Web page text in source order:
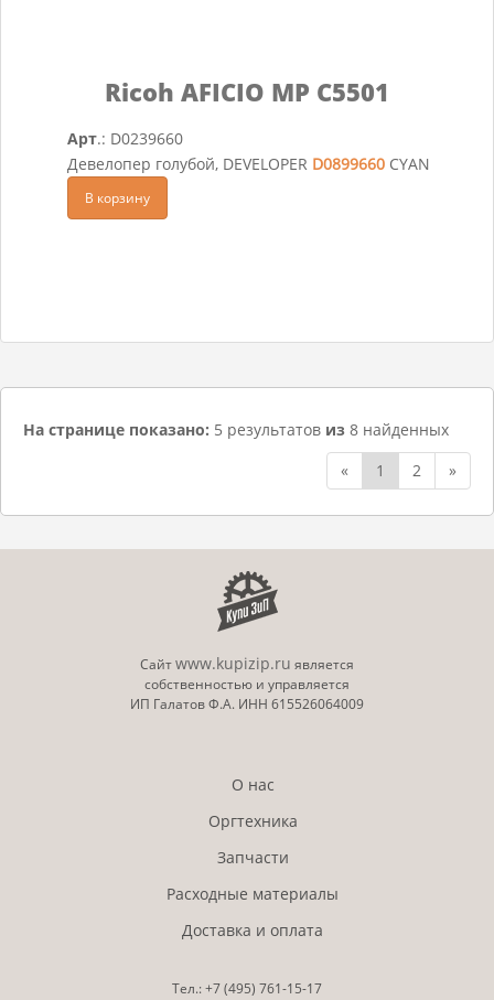
Ricoh AFICIO MP C5501
Арт.: D0239660
Девелопер голубой, DEVELOPER D0899660 CYAN
В корзину
На странице показано: 5 результатов из 8 найденных
«
1 2 »
Сайтwww.kupizip.ru является
собственностью и управляется
ИП Галатов Ф.А. ИНН 615526064009
О нас
Оргтехника
Запчасти
Расходные материалы
Доставка и оплата
Тел.:+7 (495) 761-15-17